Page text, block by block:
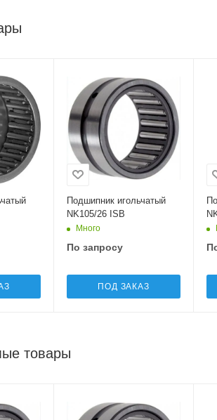
Подшипник игольчатый
NK105/26 ISB
Много
По запросу
ПОД ЗАКАЗ
товары